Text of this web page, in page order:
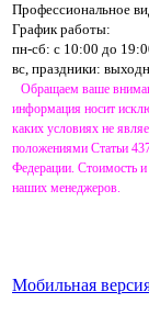
Профессиональное
График работы:
пн-сб: с 10:00 до
вс, праздники: выходн
Обращаем ваше
информация носит
каких условиях не
положениями Статьи
Федерации. Стоимость и
наших менеджеров.
Мобильная